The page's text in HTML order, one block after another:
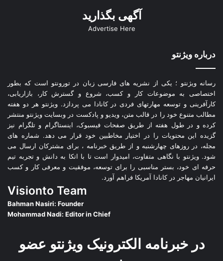
آگهی بگذارید
Advertise Here
درباره ویژنتو
رسانه ویژنتو ؛ یکی از نشریه های فارسی زبان در تورونتو است که بطور
اختصاصی به موضوعات کار و کسب، شروع و گسترش کار، بازاریابی،
کارآفرینی و توسعه مهارتهای فردی در کانادا می پردازد. ویژنتو هر دو هفته
مطالب متنوع خود را در قالب متن، ویدیو و پادکست در وبسایت ویژنتو منتشر
کرده و در طول هفته از طریق صفحات فیسبوک، اینستاگرام و تلگرام نیز
گزیده این محتویات را در اختیار مخاطبین خود قرار می دهد. شماره های
مجله، در روزهای چهارشنبه و از طریق خبرنامه ، برای مشترکان ارسال می
شود. ویژنتو با نگاهی متفاوت، امیدوار است تا با اتکا به دانش و تجربه تیم
حرفه ای خود، بستر مناسبی را برای توسعه، موفقیت و معرفی کار و کسب
ایرانیان مهاجر در کانادا آمریکا فراهم آورد.
Visionto Team
Bahman Nasiri: Founder
Mohammad Nadi: Editor in Chief
در خبرنامه الکترونیک ویژنتو عضو